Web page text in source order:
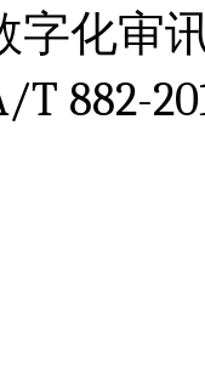
字化审
T 882-